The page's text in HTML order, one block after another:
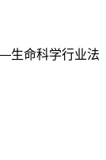
生命科学行业法